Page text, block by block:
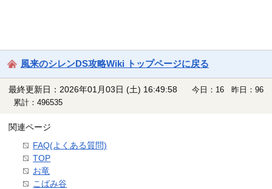
風来のシレンDS攻略Wiki トップページに戻る
最終更新日：2026年01月03日 (土) 16:49:58
今日：16 昨日：96
累計：496535
関連ページ
FAQ(よくある質問)
TOP
お竜
こばみ谷